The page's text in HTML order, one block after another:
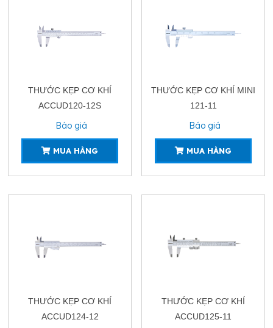
THƯỚC KẸP CƠ KHÍ
ACCUD120-12S
Báo giá
MUA HÀNG
THƯỚC KẸP CƠ KHÍ MINI
121-11
Báo giá
MUA HÀNG
THƯỚC KẸP CƠ KHÍ
ACCUD124-12
THƯỚC KẸP CƠ KHÍ
ACCUD125-11